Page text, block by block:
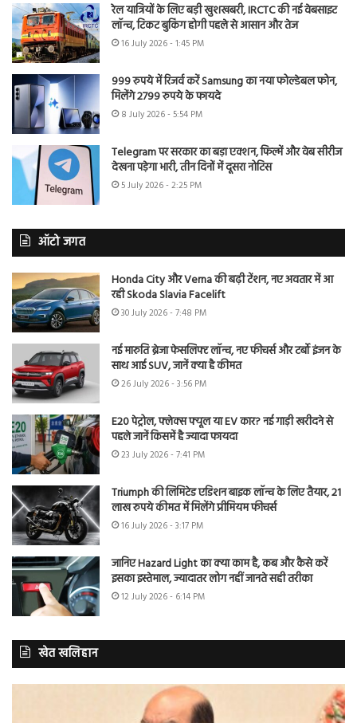
रेल यात्रियों के लिए बड़ी खुशखबरी, IRCTC की नई वेबसाइट
लॉन्च, टिकट बुकिंग होगी पहले से आसान और तेज
16 July 2026 - 1:45 PM
999 रुपये में रिजर्व करें Samsung का नया फोल्डेबल फोन,
मिलेंगे 2799 रुपये के फायदे
8 July 2026 - 5:54 PM
Telegram पर सरकार का बड़ा एक्शन, फिल्में और वेब सीरीज
देखना पड़ेगा भारी, तीन दिनों में दूसरा नोटिस
5 July 2026 - 2:25 PM
ऑटो जगत
Honda City और Verna की बढ़ी टेंशन, नए अवतार में आ
रही Skoda Slavia Facelift
30 July 2026 - 7:48 PM
नई मारुति ब्रेजा फेसलिफ्ट लॉन्च, नए फीचर्स और टर्बो इंजन के
साथ आई SUV, जानें क्या है कीमत
26 July 2026 - 3:56 PM
E20 पेट्रोल, फ्लेक्स फ्यूल या EV कार? नई गाड़ी खरीदने से
पहले जानें किसमें है ज्यादा फायदा
23 July 2026 - 7:41 PM
Triumph की लिमिटेड एडिशन बाइक लॉन्च के लिए तैयार, 21
लाख रुपये कीमत में मिलेंगे प्रीमियम फीचर्स
16 July 2026 - 3:17 PM
जानिए Hazard Light का क्या काम है, कब और कैसे करें
इसका इस्तेमाल, ज्यादातर लोग नहीं जानते सही तरीका
12 July 2026 - 6:14 PM
खेत खलिहान